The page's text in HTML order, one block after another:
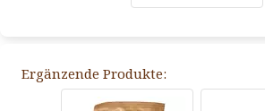
Ergänzende Produkte: